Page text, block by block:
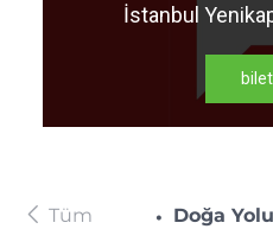
İstanbul
Tüm
Doğa